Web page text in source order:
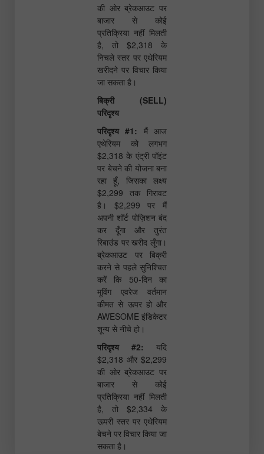
की ओर ब्रेकआउट पर
बाजार से कोई
प्रतिक्रिया नहीं मिलती
है, तो $2,318 के
निचले स्तर पर एथेरियम
खरीदने पर विचार किया
जा सकता है।
बिक्री (SELL)
परिदृश्य
परिदृश्य #1: मैं आज
एथेरियम को लगभग
$2,318 के एंट्री पॉइंट
पर बेचने की योजना बना
रहा हूँ, जिसका लक्ष्य
$2,299 तक गिरावट
है। $2,299 पर मैं
अपनी शॉर्ट पोज़िशन बंद
कर दूँगा और तुरंत
रिबाउंड पर खरीद लूँगा।
ब्रेकआउट पर बिक्री
करने से पहले सुनिश्चित
करें कि 50-दिन का
मूविंग एवरेज वर्तमान
कीमत से ऊपर हो और
AWESOME इंडिकेटर
शून्य से नीचे हो।
परिदृश्य #2: यदि
$2,318 और $2,299
की ओर ब्रेकआउट पर
बाजार से कोई
प्रतिक्रिया नहीं मिलती
है, तो $2,334 के
ऊपरी स्तर पर एथेरियम
बेचने पर विचार किया जा
सकता है।